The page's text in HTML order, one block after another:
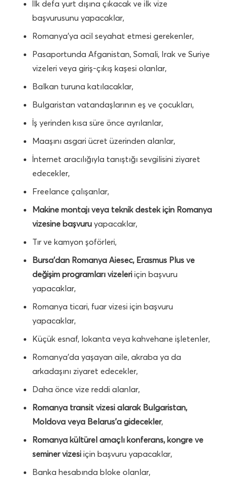
İlk defa yurt dışına çıkacak ve ilk vize
başvurusunu yapacaklar,
Romanya’ya acil seyahat etmesi gerekenler,
Pasaportunda Afganistan, Somali, Irak ve Suriye
vizeleri veya giriş-çıkış kaşesi olanlar,
Balkan turuna katılacaklar,
Bulgaristan vatandaşlarının eş ve çocukları,
İş yerinden kısa süre önce ayrılanlar,
Maaşını asgari ücret üzerinden alanlar,
İnternet aracılığıyla tanıştığı sevgilisini ziyaret
edecekler,
Freelance çalışanlar,
Makine montajı veya teknik destek için Romanya
vizesine başvuru yapacaklar,
Tır ve kamyon şoförleri,
Bursa’dan Romanya Aiesec, Erasmus Plus ve
değişim programları vizeleri için başvuru
yapacaklar,
Romanya ticari, fuar vizesi için başvuru
yapacaklar,
Küçük esnaf, lokanta veya kahvehane işletenler,
Romanya’da yaşayan aile, akraba ya da
arkadaşını ziyaret edecekler,
Daha önce vize reddi alanlar,
Romanya transit vizesi alarak Bulgaristan,
Moldova veya Belarus’a gidecekler,
Romanya kültürel amaçlı konferans, kongre ve
seminer vizesi için başvuru yapacaklar,
Banka hesabında bloke olanlar,